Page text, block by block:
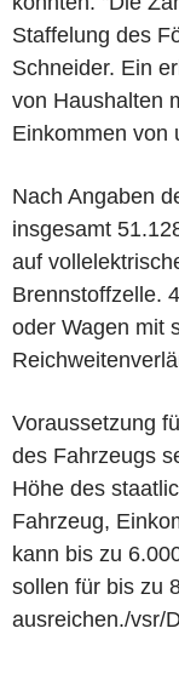
Staffelung des
Schneider. Ein
von Haushalten
Einkommen von
Nach Angaben
insgesamt
auf
Brennstoffzelle.
oder Wagen mit
Voraussetzung
des Fahrzeugs
Höhe des
Fahrzeug,
kann bis zu
sollen für bis zu
ausreichen./vsr/